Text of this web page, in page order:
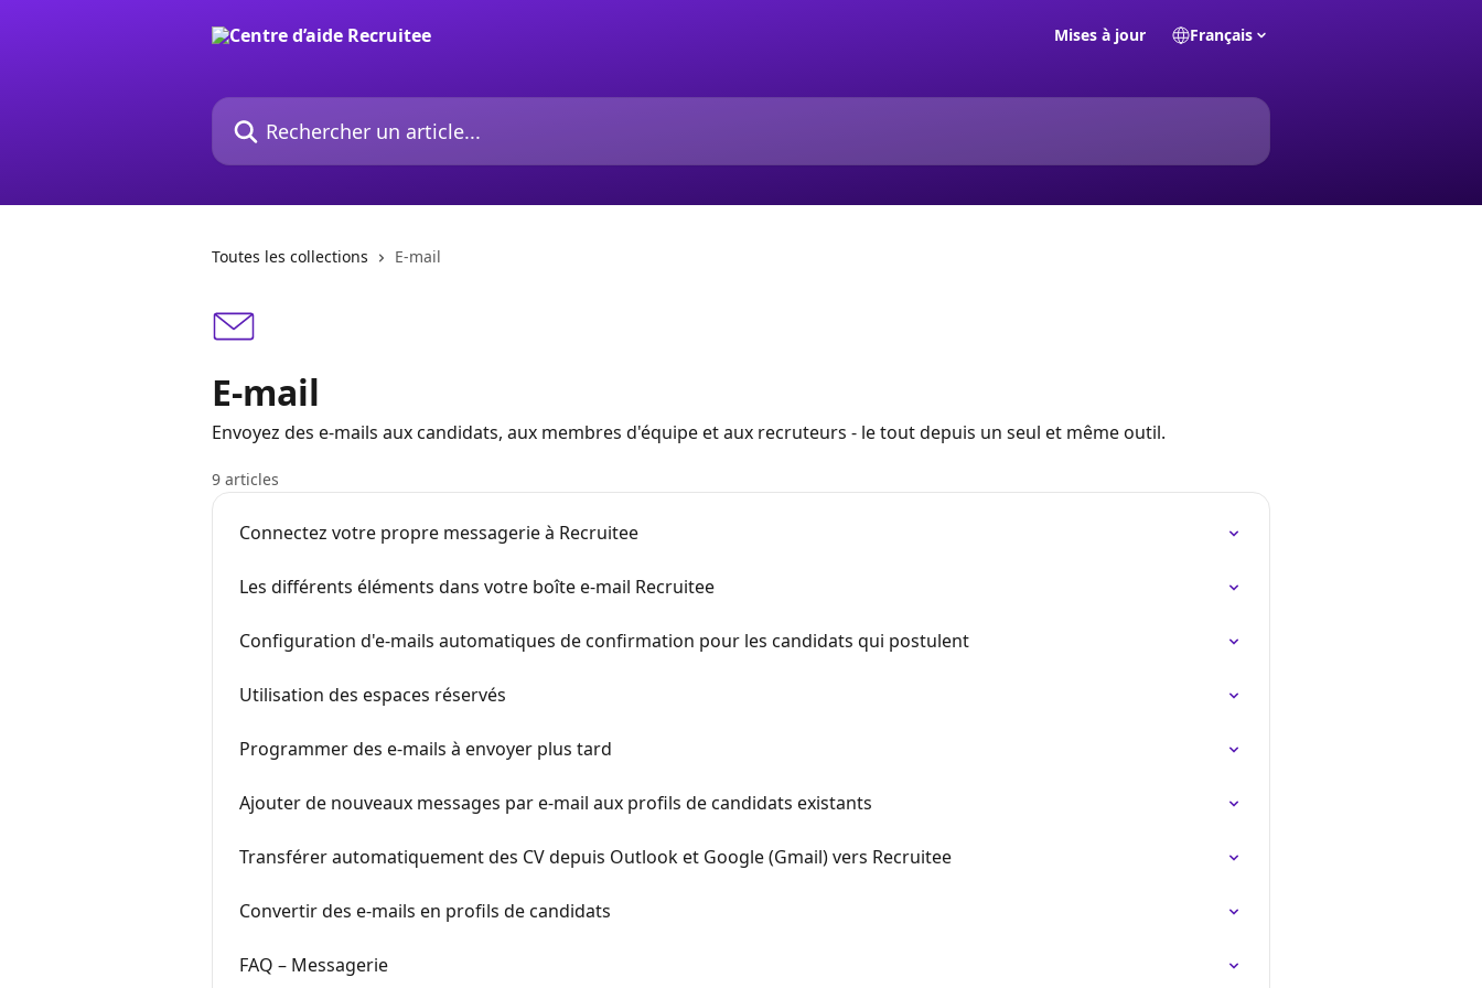
Mises à jour Français
Rechercher un article...
Toutes les collections E-mail
E-mail
Envoyez des e-mails aux candidats, aux membres d'équipe et aux recruteurs - le tout depuis un seul et même outil.
9 articles
Connectez votre propre messagerie à Recruitee
Les différents éléments dans votre boîte e-mail Recruitee
Configuration d'e-mails automatiques de confirmation pour les candidats qui postulent
Utilisation des espaces réservés
Programmer des e-mails à envoyer plus tard
Ajouter de nouveaux messages par e-mail aux profils de candidats existants
Transférer automatiquement des CV depuis Outlook et Google (Gmail) vers Recruitee
Convertir des e-mails en profils de candidats
FAQ – Messagerie